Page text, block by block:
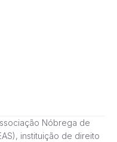
Nóbrega de
instituição de direito